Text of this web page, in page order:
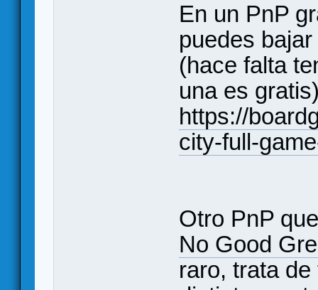
En un PnP
puedes
(hace falta
una es
https://
city-full-
Otro PnP
No Good
raro, trata